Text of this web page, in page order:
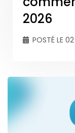
2026
POSTÉ LE